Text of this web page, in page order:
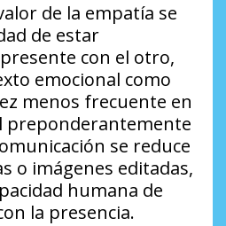
de la empatía se
de estar
con el otro,
emocional como
menos frecuente en
preponderantemente
se reduce
o imágenes editadas,
humana de
la presencia.